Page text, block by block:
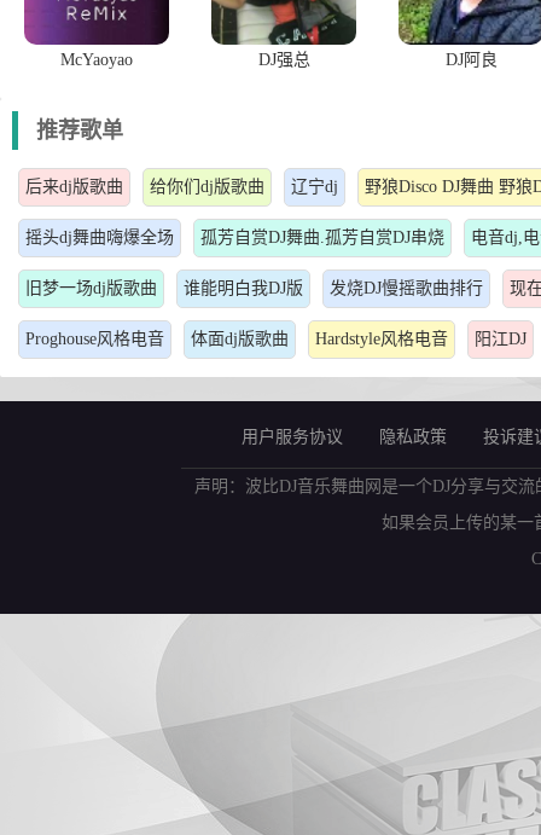
McYaoyao DJ强总 DJ阿良
推荐歌单
后来dj版歌曲 给你们dj版歌曲 辽宁dj 野狼Disco DJ舞曲 野狼
摇头dj舞曲嗨爆全场 孤芳自赏DJ舞曲.孤芳自赏DJ串烧 电音dj,
旧梦一场dj版歌曲 谁能明白我DJ版 发烧DJ慢摇歌曲排行 现
Proghouse风格电音 体面dj版歌曲 Hardstyle风格电音 阳江DJ
用户服务协议 隐私政策 投诉建
声明：波比DJ音乐舞曲网是一个DJ分享与交
如果会员上传的某一